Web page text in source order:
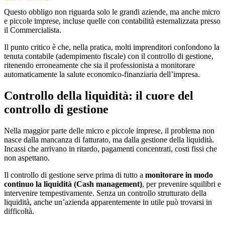
Questo obbligo non riguarda solo le grandi aziende, ma anche micro
e piccole imprese, incluse quelle con contabilità esternalizzata presso
il Commercialista.
Il punto critico è che, nella pratica, molti imprenditori confondono la
tenuta contabile (adempimento fiscale) con il controllo di gestione,
ritenendo erroneamente che sia il professionista a monitorare
automaticamente la salute economico-finanziaria dell’impresa.
Controllo della liquidità: il cuore del
controllo di gestione
Nella maggior parte delle micro e piccole imprese, il problema non
nasce dalla mancanza di fatturato, ma dalla gestione della liquidità.
Incassi che arrivano in ritardo, pagamenti concentrati, costi fissi che
non aspettano.
Il controllo di gestione serve prima di tutto a monitorare in modo
continuo la liquidità (Cash management), per prevenire squilibri e
intervenire tempestivamente. Senza un controllo strutturato della
liquidità, anche un’azienda apparentemente in utile può trovarsi in
difficoltà.